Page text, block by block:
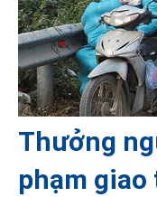
Thưởng
phạm giao